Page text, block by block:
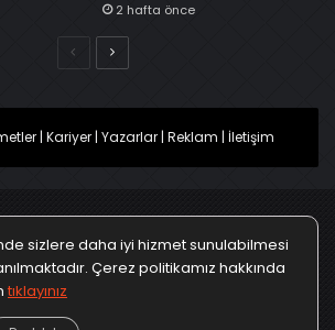
2 hafta önce
ÖncekiSonraki
| Kariyer | Yazarlar | Reklam | İletişim
Gizlilik Politikası
Çerez Politikası
KVKK Politikası
sizlere daha iyi hizmet sunulabilmesi
Çerez politikamız hakkında
tıklayınız